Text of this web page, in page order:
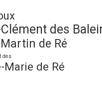
des
de Ré
des
Marie de Ré